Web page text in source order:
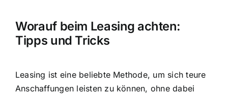
Worauf beim Leasing achten:
Tipps und Tricks
Leasing ist eine beliebte Methode, um sich teure
Anschaffungen leisten zu können, ohne dabei